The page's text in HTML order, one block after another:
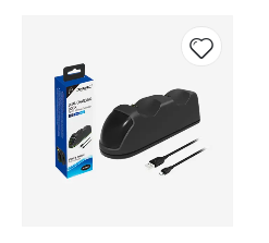
Add to
wishlist